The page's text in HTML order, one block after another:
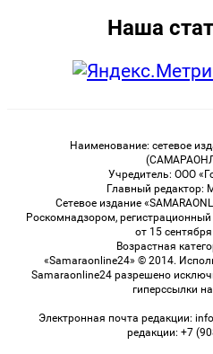
Наша
Наименование: сетевое
Учредитель: ООО
Главный редактор:
Сетевое издание
Роскомнадзором,
от 15
Возрастная
«Samaraonline24» © 2014.
Samaraonline24 разрешено
гиперссылки
Электронная почта редакции:
редакции: +7